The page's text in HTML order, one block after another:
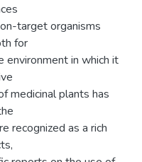
target organisms
for
environment in which it
medicinal plants has
recognized as a rich